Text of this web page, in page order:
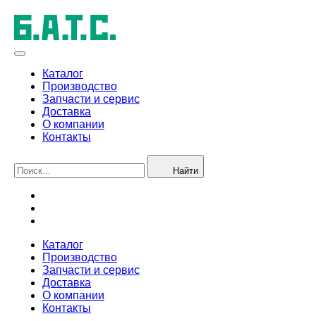
Каталог
Производство
Запчасти и сервис
Доставка
О компании
Контакты
Найти
Каталог
Производство
Запчасти и сервис
Доставка
О компании
Контакты